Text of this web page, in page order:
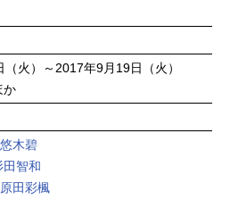
火）～2017年9月19日（火）
か
悠木碧
田智和
原田彩楓